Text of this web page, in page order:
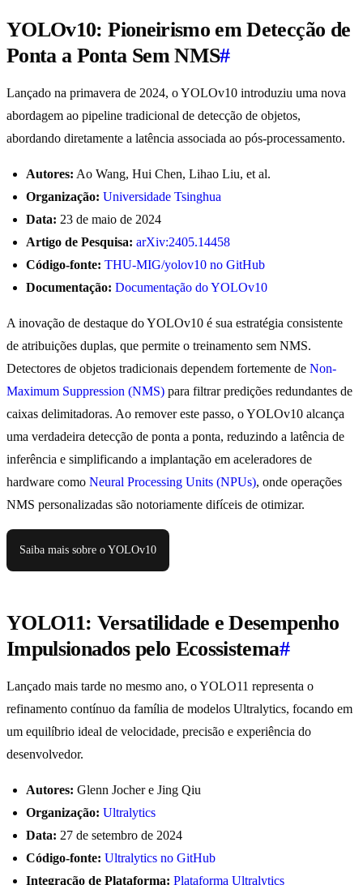
YOLOv10: Pioneirismo em Detecção de
Ponta a Ponta Sem NMS#
Lançado na primavera de 2024, o YOLOv10 introduziu uma nova
abordagem ao pipeline tradicional de detecção de objetos,
abordando diretamente a latência associada ao pós-processamento.
Autores: Ao Wang, Hui Chen, Lihao Liu, et al.
Organização: Universidade Tsinghua
Data: 23 de maio de 2024
Artigo de Pesquisa: arXiv:2405.14458
Código-fonte: THU-MIG/yolov10 no GitHub
Documentação: Documentação do YOLOv10
A inovação de destaque do YOLOv10 é sua estratégia consistente
de atribuições duplas, que permite o treinamento sem NMS.
Detectores de objetos tradicionais dependem fortemente de Non-
Maximum Suppression (NMS) para filtrar predições redundantes de
caixas delimitadoras. Ao remover este passo, o YOLOv10 alcança
uma verdadeira detecção de ponta a ponta, reduzindo a latência de
inferência e simplificando a implantação em aceleradores de
hardware como Neural Processing Units (NPUs), onde operações
NMS personalizadas são notoriamente difíceis de otimizar.
Saiba mais sobre o YOLOv10
YOLO11: Versatilidade e Desempenho
Impulsionados pelo Ecossistema#
Lançado mais tarde no mesmo ano, o YOLO11 representa o
refinamento contínuo da família de modelos Ultralytics, focando em
um equilíbrio ideal de velocidade, precisão e experiência do
desenvolvedor.
Autores: Glenn Jocher e Jing Qiu
Organização: Ultralytics
Data: 27 de setembro de 2024
Código-fonte: Ultralytics no GitHub
Integração de Plataforma: Plataforma Ultralytics